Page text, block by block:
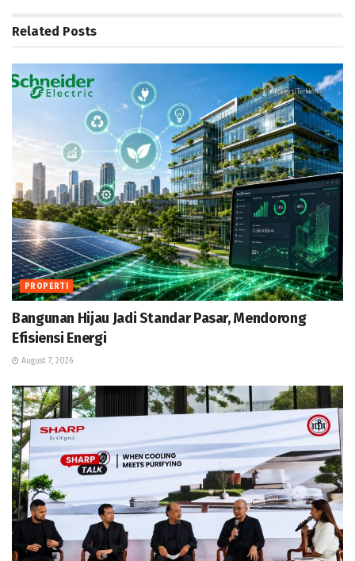
Related Posts
PROPERTI
Bangunan Hijau Jadi Standar Pasar, Mendorong
Efisiensi Energi
August 7, 2026